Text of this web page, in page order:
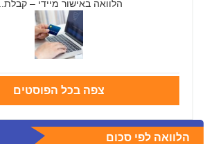
הלוואה באישור מיידי – קבלת...
צפה בכל הפוסטים
הלוואה לפי סכום